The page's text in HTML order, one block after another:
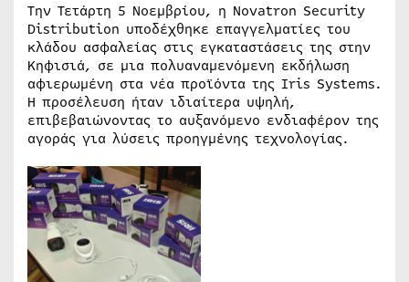
Την Τετάρτη 5 Νοεμβρίου, η Novatron Security
Distribution υποδέχθηκε επαγγελματίες του
κλάδου ασφαλείας στις εγκαταστάσεις της στην
Κηφισιά, σε μια πολυαναμενόμενη εκδήλωση
αφιερωμένη στα νέα προϊόντα της Iris Systems.
Η προσέλευση ήταν ιδιαίτερα υψηλή,
επιβεβαιώνοντας το αυξανόμενο ενδιαφέρον της
αγοράς για λύσεις προηγμένης τεχνολογίας.